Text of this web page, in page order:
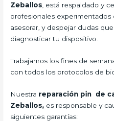
Zeballos , está respaldado y
profesionales experimentados
asesorar, y despejar dudas
diagnosticar tu dispositivo.
Trabajamos los fines de
con todos los protocolos de
Nuestra reparación pin de
Zeballos, es responsable y
siguientes garantías: